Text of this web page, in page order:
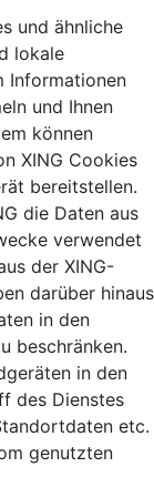
und ähnliche
lokale
Informationen
und Ihnen
können
XING Cookies
bereitstellen.
die Daten aus
verwendet
der XING-
darüber hinaus
in den
beschränken.
in den
des Dienstes
etc.
genutzten